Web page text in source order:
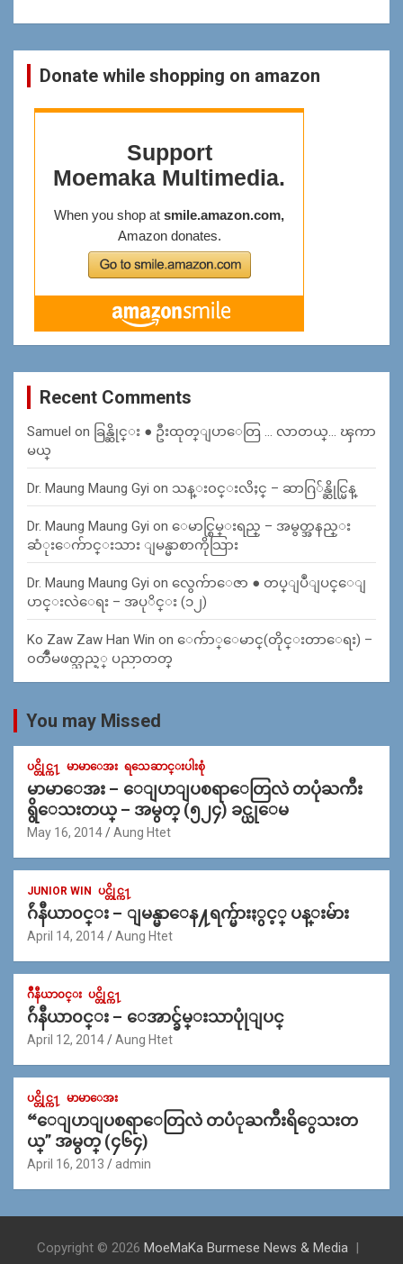
Donate while shopping on amazon
Recent Comments
Samuel on ခြန္ဆိုင္း ● ဦးထုတ္ျပာေတြ … လာတယ္… ၾကာ
မယ္
Dr. Maung Maung Gyi on သန္း၀င္းလိႈင္ – ဆာဂြ်န္ဆိုင္မြန္
Dr. Maung Maung Gyi on ေမာင္စြမ္းရည္ – အမွတ္အနည္း
ဆံုးေက်ာင္းသား ျမန္မာစာကိုသြား
Dr. Maung Maung Gyi on လွေက်ာေဇာ ● တပ္ျပဳျပင္ေျ
ပာင္းလဲေရး – အပုိင္း (၁၂)
Ko Zaw Zaw Han Win on ေက်ာ္ေမာင္(တိုင္းတာေရး) –
၀တၳဳမဖတ္သည့္ ပညာတတ္
You may Missed
ပင္တိုင္က႑ မာမာေအး ရသေဆာင္းပါးစုံ
မာမာေအး – ေျပာျပစရာေတြလဲ တပုံႀကီး
ရွိေသးတယ္ – အမွတ္ (၅၂၄) ခင္ယုေမ
May 16, 2014 Aung Htet
JUNIOR WIN ပင္တိုင္က႑
ဂ်ဴနီယာ၀င္း – ျမန္မာေန႔ရက္မ်ားႏွင့္ ပန္းမ်ား
April 14, 2014 Aung Htet
ဂ်ဳနီယာ၀င္း ပင္တိုင္က႑
ဂ်ဴနီယာ၀င္း – ေအာင္ခ်မ္းသာပုုံျပင္
April 12, 2014 Aung Htet
ပင္တိုင္က႑ မာမာေအး
“ေျပာျပစရာေတြလဲ တပံုႀကီးရိွေသးတ
ယ္” အမွတ္ (၄၆၄)
April 16, 2013 admin
Copyright © 2026 MoeMaKa Burmese News & Media